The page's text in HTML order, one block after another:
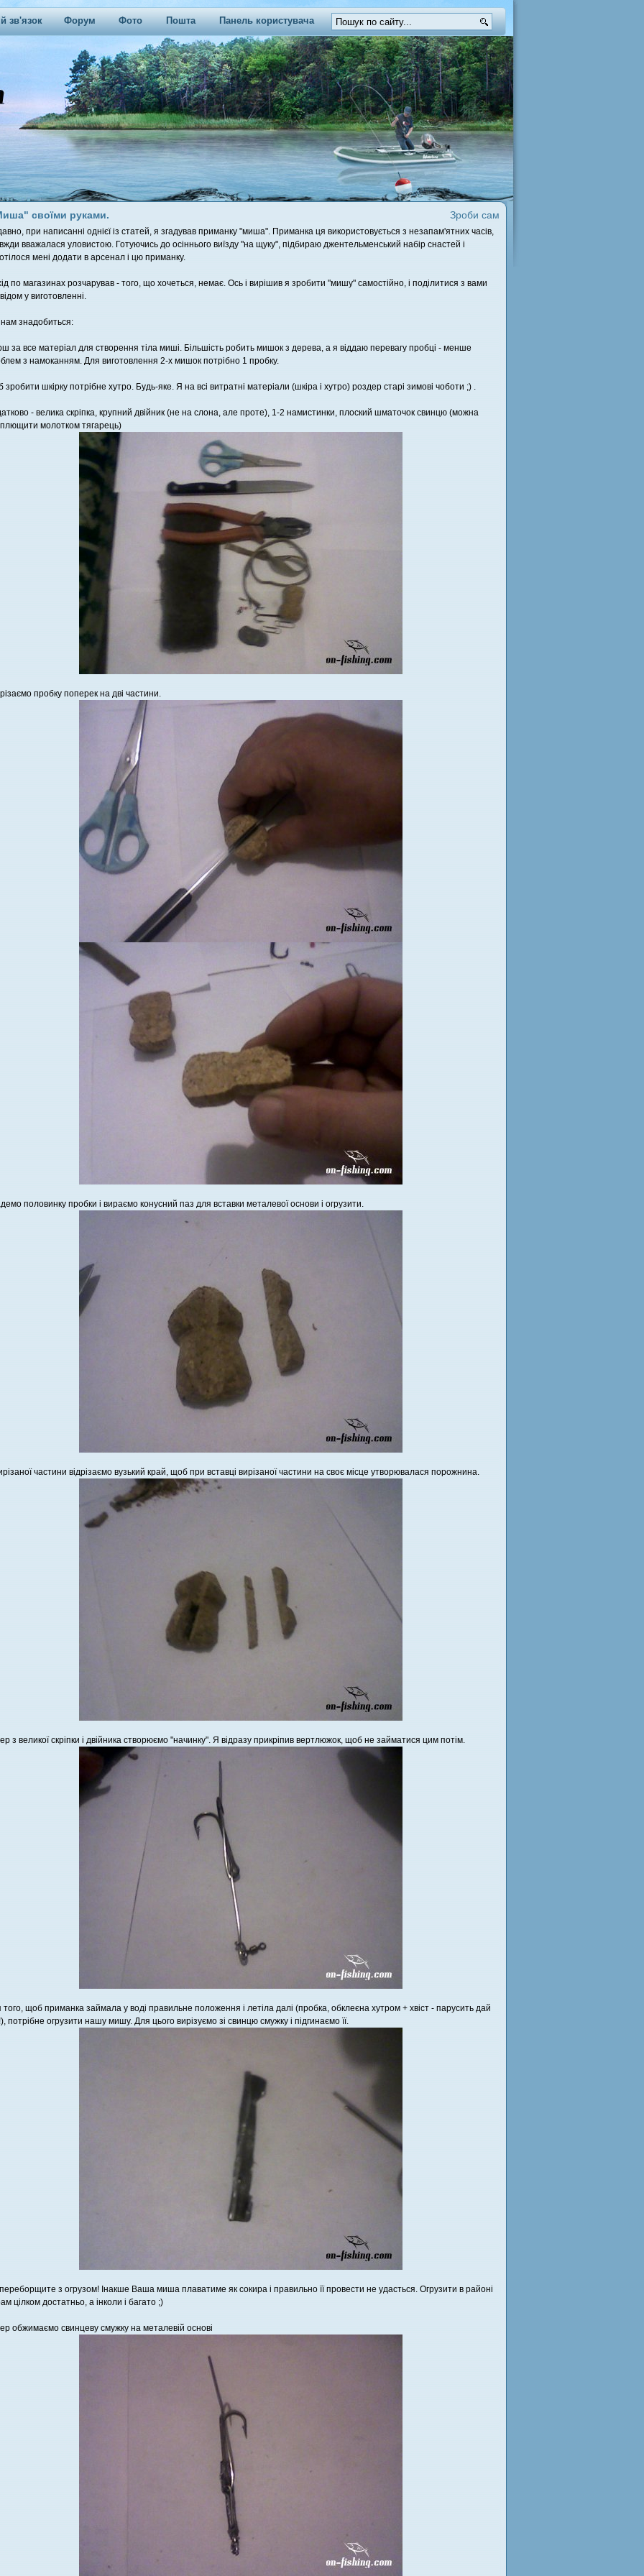
зв'язок Форум Фото Пошта Панель користувача
Зроби сам
своїми руками.
при написанні однієї із статей, я згадував приманку "миша". Приманка ця використовується з незапам'ятних часів,
вважалася уловистою. Готуючись до осіннього виїзду "на щуку", підбираю джентельменський набір снастей і
мені додати в арсенал і цю приманку.
по магазинах розчарував - того, що хочеться, немає. Ось і вирішив я зробити "мишу" самостійно, і поділитися з вами
у виготовленні.
знадобиться:
за все матеріал для створення тіла миші. Більшість робить мишок з дерева, а я віддаю перевагу пробці - менше
з намоканням. Для виготовлення 2-х мишок потрібно 1 пробку.
шкірку потрібне хутро. Будь-яке. Я на всі витратні матеріали (шкіра і хутро) роздер старі зимові чоботи ;) .
- велика скріпка, крупний двійник (не на слона, але проте), 1-2 намистинки, плоский шматочок свинцю (можна
молотком тягарець)
пробку поперек на дві частини.
половинку пробки і вираємо конусний паз для вставки металевої основи і огрузити.
частини відрізаємо вузький край, щоб при вставці вирізаної частини на своє місце утворювалася порожнина.
з великої скріпки і двійника створюємо "начинку". Я відразу прикріпив вертлюжок, щоб не займатися цим потім.
того, щоб приманка займала у воді правильне положення і летіла далі (пробка, обклеєна хутром + хвіст - парусить дай
потрібне огрузити нашу мишу. Для цього вирізуємо зі свинцю смужку і підгинаємо її.
з огрузом! Інакше Ваша миша плаватиме як сокира і правильно її провести не удасться. Огрузити в районі
цілком достатньо, а інколи і багато ;)
обжимаємо свинцеву смужку на металевій основі